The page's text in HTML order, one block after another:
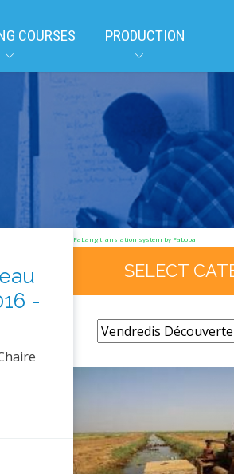
COURSES PRODUCTION
-
FaLang translation system by Faboba
SELECT